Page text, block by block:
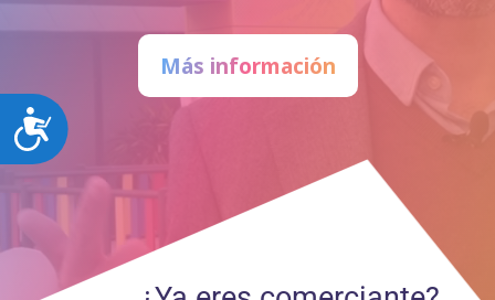
Accesibilidad
Más información